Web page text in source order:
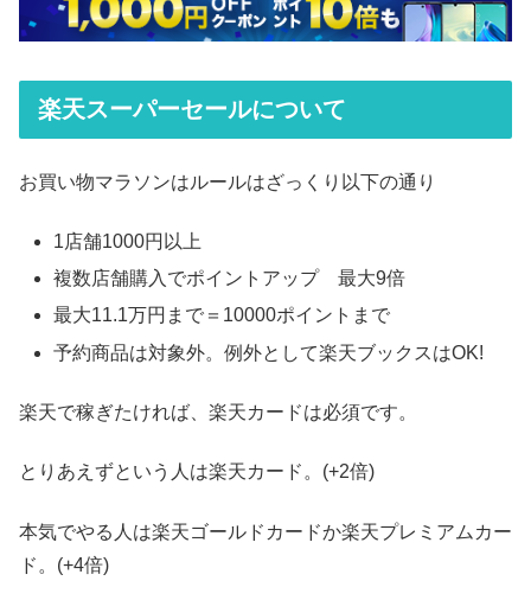
楽天スーパーセールについて
お買い物マラソンはルールはざっくり以下の通り
1店舗1000円以上
複数店舗購入でポイントアップ 最大9倍
最大11.1万円まで＝10000ポイントまで
予約商品は対象外。例外として楽天ブックスはOK!
楽天で稼ぎたければ、楽天カードは必須です。
とりあえずという人は楽天カード。(+2倍)
本気でやる人は楽天ゴールドカードか楽天プレミアムカー
ド。(+4倍)